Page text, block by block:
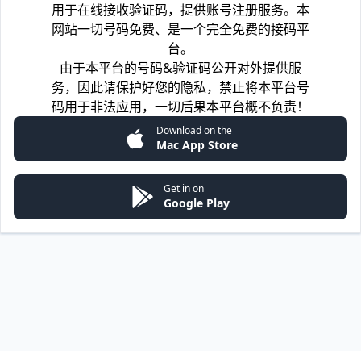
用于在线接收验证码，提供账号注册服务。本
网站一切号码免费、是一个完全免费的接码平
台。
由于本平台的号码&验证码公开对外提供服
务，因此请保护好您的隐私，禁止将本平台号
码用于非法应用，一切后果本平台概不负责！
Download on the
Mac App Store
Get in on
Google Play